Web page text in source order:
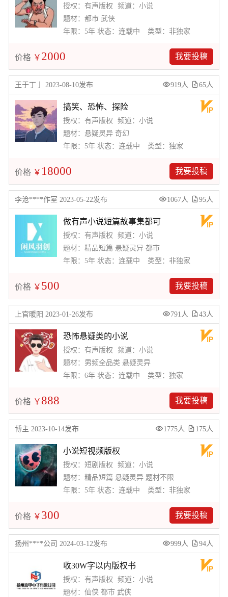
授权：有声版权
频道：小说
题材：都市 武侠
年限：5年 状态：连载中 类型：非独家
价格 ￥ 2000 我要投稿
王于丁亅 2023-08-10发布 919人 65人
搞笑、恐怖、探险
授权：有声版权
频道：小说
题材：悬疑灵异 奇幻
年限：5年 状态：连载中 类型：独家
价格 ￥ 18000 我要投稿
李沧****作室 2023-05-22发布 1067人 95人
做有声小说短篇故事集都可
授权：有声版权
频道：小说
题材：精品短篇 悬疑灵异 都市
年限：5年 状态：连载中 类型：非独家
价格 ￥ 500 我要投稿
上官暖阳 2023-01-26发布 791人 43人
恐怖悬疑类的小说
授权：有声版权
频道：小说
题材：男频全品类 悬疑灵异
年限：6年 状态：连载中 类型：独家
价格 ￥ 888 我要投稿
博主 2023-10-14发布 1775人 175人
小说短视频版权
授权：短剧版权
频道：小说
题材：精品短篇 悬疑灵异 题材不限
年限：5年 状态：连载中 类型：非独家
价格 ￥ 300 我要投稿
扬州****公司 2024-03-12发布 999人 94人
收30W字以内版权书
授权：有声版权
频道：小说
题材：仙侠 都市 武侠